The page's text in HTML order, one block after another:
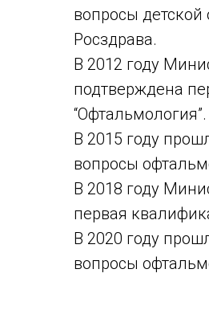
вопросы
Росздрава.
В 2012 году
подтверждена
“Офтальмология”.
В 2015 году
вопросы
В 2018 году
первая
В 2020 году
вопросы